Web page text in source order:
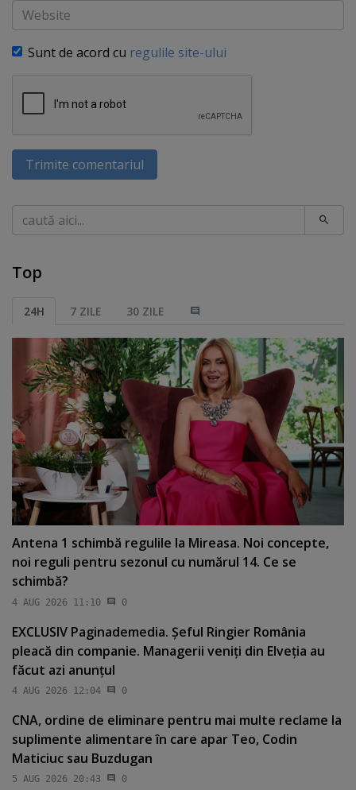
Website
Sunt de acord cu regulile site-ului
Trimite comentariul
Caută
Top
24H 7 ZILE 30 ZILE
Antena 1 schimbă regulile la Mireasa. Noi concepte,
noi reguli pentru sezonul cu numărul 14. Ce se
schimbă?
4 AUG 2026 11:10 0
EXCLUSIV Paginademedia. Şeful Ringier România
pleacă din companie. Managerii veniţi din Elveţia au
făcut azi anunţul
4 AUG 2026 12:04 0
CNA, ordine de eliminare pentru mai multe reclame la
suplimente alimentare în care apar Teo, Codin
Maticiuc sau Buzdugan
5 AUG 2026 20:43 0